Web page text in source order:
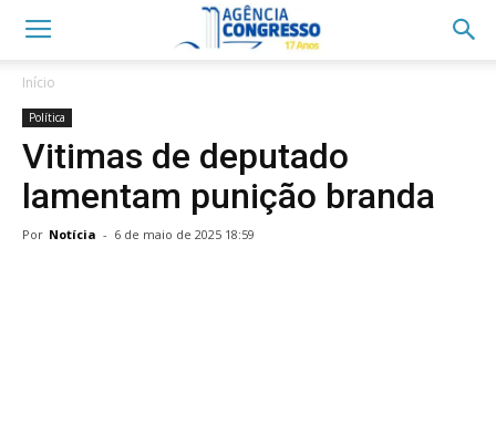
Início
Política
Vitimas de deputado
lamentam punição branda
Por Notícia - 6 de maio de 2025 18:59